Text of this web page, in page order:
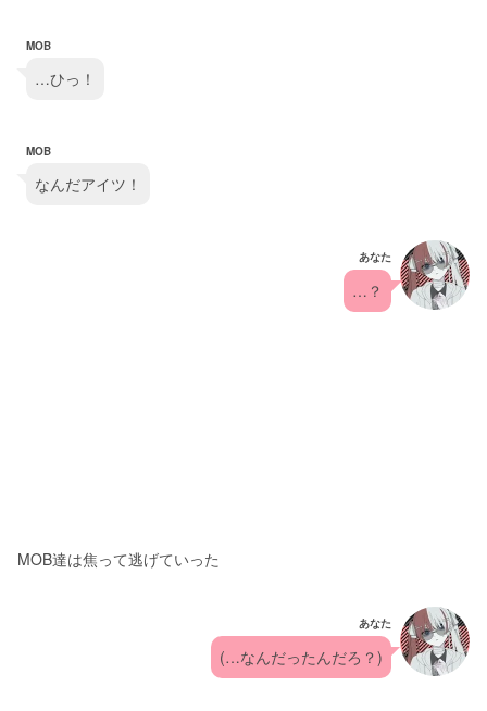
MOB
…ひっ！
MOB
なんだアイツ！
あなた
…？
MOB達は焦って逃げていった
あなた
(…なんだったんだろ？)